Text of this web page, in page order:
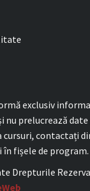
exclusiv
nu prelucrează
contactați
fișele de program.
Drepturile